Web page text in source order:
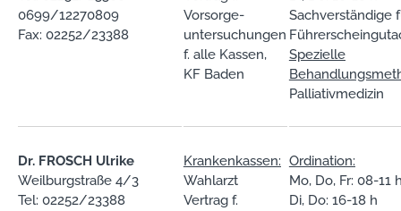
0699/12270809
Fax: 02252/23388
Vorsorge-
untersuchungen
f. alle Kassen,
KF Baden
Sachverständige
Spezielle
Palliativmedizin
Dr. FROSCH Ulrike
Weilburgstraße 4/3
Tel: 02252/23388
Krankenkassen:
Wahlarzt
Vertrag f.
Ordination:
Mo, Do, Fr: 08-11
Di, Do: 16-18 h